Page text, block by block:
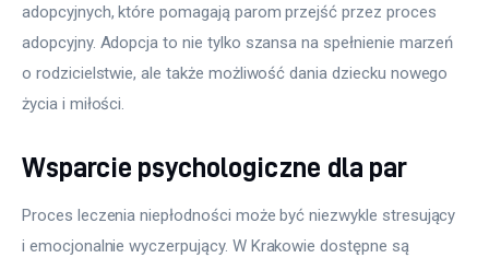
adopcyjnych, które pomagają parom przejść przez proces
adopcyjny. Adopcja to nie tylko szansa na spełnienie marzeń
o rodzicielstwie, ale także możliwość dania dziecku nowego
życia i miłości.
Wsparcie psychologiczne dla par
Proces leczenia niepłodności może być niezwykle stresujący
i emocjonalnie wyczerpujący. W Krakowie dostępne są